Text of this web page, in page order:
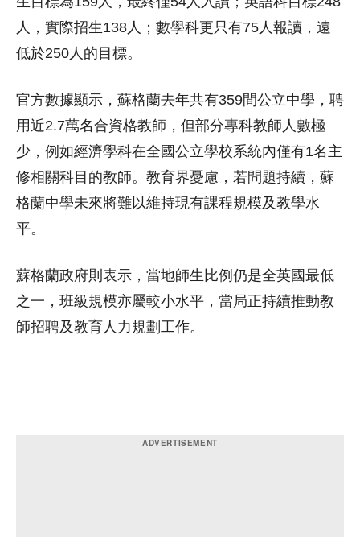
人，實際招生138人；數學科更只有75人報讀，遠
低於250人的目標。
官方數據顯示，蘇格蘭去年共有359間公立中學，聘
用近2.7萬名合資格教師，但部分專科教師人數極
少，例如經濟學科在全國公立學校系統內僅有1名主
修相關科目的教師。教育界憂慮，若問題持續，蘇
格蘭中學未來將難以維持現有課程規模及教學水
平。
蘇格蘭政府則表示，當地師生比例仍是全英國最低
之一，班級規模亦屬較小水平，當局正持續推動教
師招聘及教育人力規劃工作。